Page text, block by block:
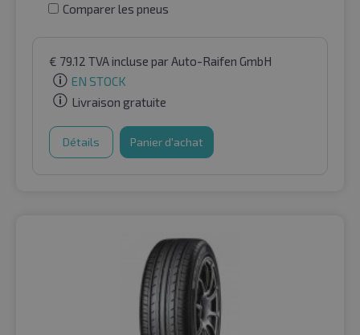
Comparer les pneus
€ 79.12 TVA incluse par Auto-Raifen GmbH
EN STOCK
Livraison gratuite
Détails Panier d'achat